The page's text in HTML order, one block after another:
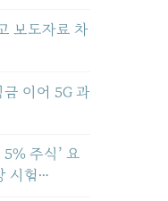
보도자료 차
이어 5G 과
주식’ 요
시험…